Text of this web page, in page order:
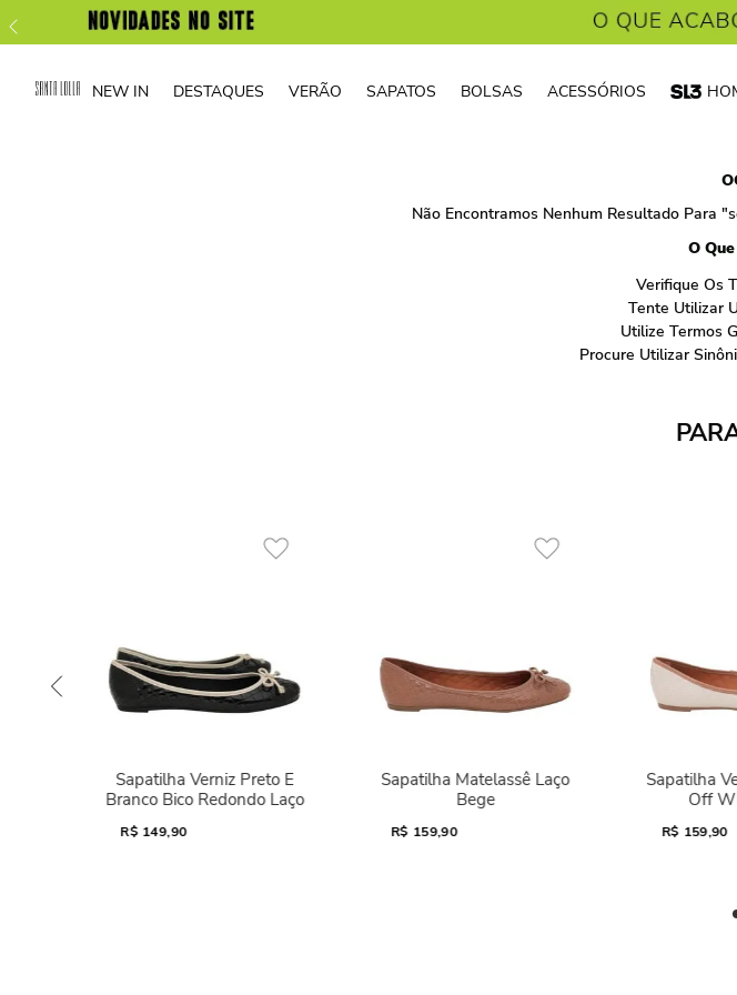
NEW IN DESTAQUES VERÃO SAPATOS BOLSAS ACESSÓRIOS
Não Encontramos Nenhum Resultado Para "
O
Verifique Os
Tente Utilizar
Utilize Termos
Procure Utilizar
Sapatilha Verniz Preto E
Branco Bico Redondo Laço
R$ 149,90
Sapatilha Matelassê Laço
Bege
R$ 159,90
Sapatilha
Off
R$ 159,90